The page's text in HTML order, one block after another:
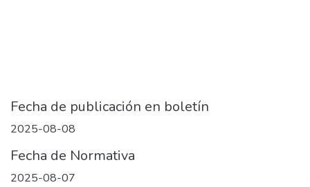
Fecha de publicación en boletín
2025-08-08
Fecha de Normativa
2025-08-07